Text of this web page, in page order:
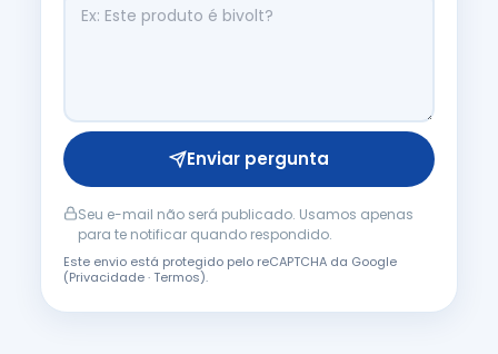
Enviar pergunta
Seu e-mail não será publicado. Usamos apenas
para te notificar quando respondido.
Este envio está protegido pelo reCAPTCHA da Google
(Privacidade·Termos).